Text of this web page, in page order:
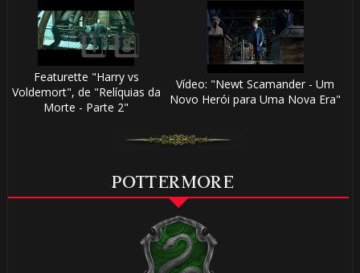
Featurette "Harry vs
Voldemort", de "Relíquias da
Morte - Parte 2"
Vídeo: "Newt Scamander - Um
Novo Herói para Uma Nova Era"
POTTERMORE
1️⃣ 8️⃣
1️⃣ 8️⃣